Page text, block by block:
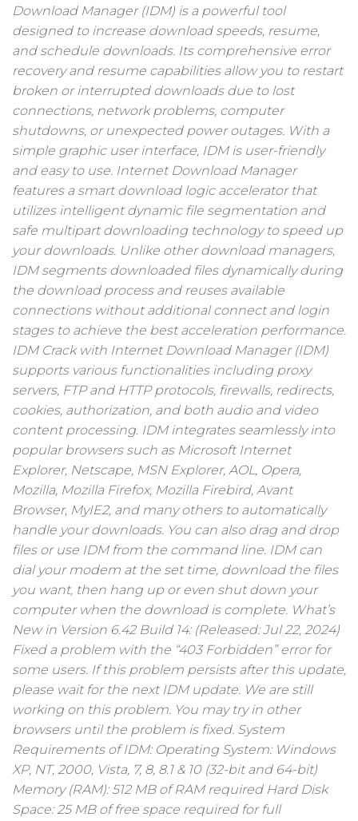
Download Manager (IDM) is a powerful tool
designed to increase download speeds, resume,
and schedule downloads. Its comprehensive error
recovery and resume capabilities allow you to restart
broken or interrupted downloads due to lost
connections, network problems, computer
shutdowns, or unexpected power outages. With a
simple graphic user interface, IDM is user-friendly
and easy to use. Internet Download Manager
features a smart download logic accelerator that
utilizes intelligent dynamic file segmentation and
safe multipart downloading technology to speed up
your downloads. Unlike other download managers,
IDM segments downloaded files dynamically during
the download process and reuses available
connections without additional connect and login
stages to achieve the best acceleration performance.
IDM Crack with Internet Download Manager (IDM)
supports various functionalities including proxy
servers, FTP and HTTP protocols, firewalls, redirects,
cookies, authorization, and both audio and video
content processing. IDM integrates seamlessly into
popular browsers such as Microsoft Internet
Explorer, Netscape, MSN Explorer, AOL, Opera,
Mozilla, Mozilla Firefox, Mozilla Firebird, Avant
Browser, MyIE2, and many others to automatically
handle your downloads. You can also drag and drop
files or use IDM from the command line. IDM can
dial your modem at the set time, download the files
you want, then hang up or even shut down your
computer when the download is complete. What’s
New in Version 6.42 Build 14: (Released: Jul 22, 2024)
Fixed a problem with the “403 Forbidden” error for
some users. If this problem persists after this update,
please wait for the next IDM update. We are still
working on this problem. You may try in other
browsers until the problem is fixed. System
Requirements of IDM: Operating System: Windows
XP, NT, 2000, Vista, 7, 8, 8.1 & 10 (32-bit and 64-bit)
Memory (RAM): 512 MB of RAM required Hard Disk
Space: 25 MB of free space required for full